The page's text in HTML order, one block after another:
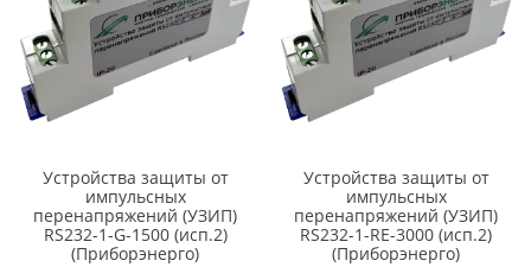
Устройства защиты от
импульсных
перенапряжений (УЗИП)
RS232-1-G-1500 (исп.2)
(Приборэнерго)
Устройства защиты от
импульсных
перенапряжений (УЗИП)
RS232-1-RE-3000 (исп.2)
(Приборэнерго)